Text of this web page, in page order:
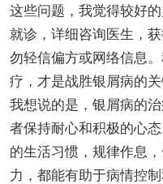
这些问题，我觉得较好
就诊，详细咨询医生，
勿轻信偏方或网络信息
疗，才是战胜银屑病的关
我想说的是，银屑病的
者保持耐心和积极的心
的生活习惯，规律作息
力，都能有助于病情控